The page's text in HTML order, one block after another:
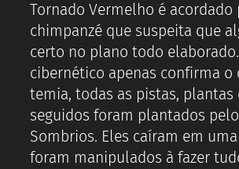
Tornado Vermelho é acordado
chimpanzé que suspeita que
certo no plano todo
cibernético apenas confirma o
temia, todas as pistas, plantas
seguidos foram plantados
Sombrios. Eles caíram em
foram manipulados à fazer